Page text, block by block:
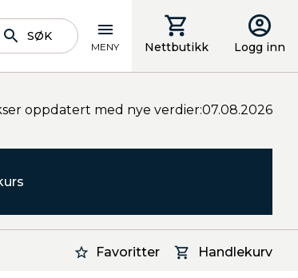
SØK
MENY Nettbutikk Logg inn
oppdatert med nye verdier:07.08.2026
Favoritter Handlekurv